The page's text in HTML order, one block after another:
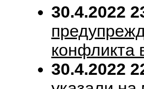
30.4.2022
конфликта
30.4.2022